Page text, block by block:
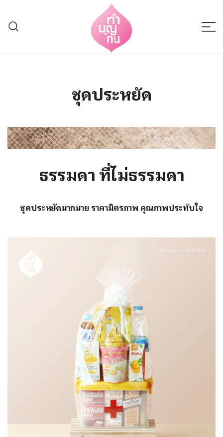
content
ชุดประหยัด
ธรรมดา ที่ไม่ธรรมดา
ชุดประหยัดมากมาย ราคามิตรภาพ คุณภาพประทับใจ